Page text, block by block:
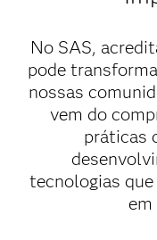
No SAS,
pode
nossas
vem do
práticas
tecnologias
em